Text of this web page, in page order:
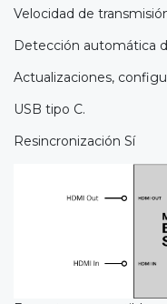
Velocidad de
Detección automática
Actualizaciones,
USB tipo C.
Resincronización Sí